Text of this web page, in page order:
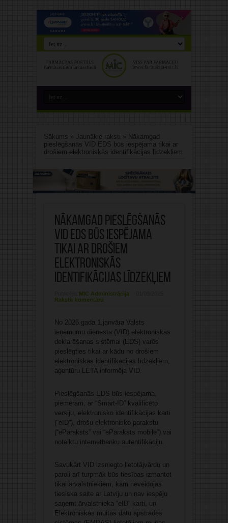
Sākums » Jaunākie raksti » Nākamgad
pieslēgšanās VID EDS būs iespējama tikai ar
drošiem elektroniskās identifikācijas līdzekļiem
Nākamgad pieslēgšanās
VID EDS būs iespējama
tikai ar drošiem
elektroniskās
identifikācijas līdzekļiem
MIC Administrācija
Rakstīt komentāru
No 2026.gada 1.janvāra Valsts
ieņēmumu dienesta (VID) elektroniskās
deklarēšanas sistēmai (EDS) varēs
pieslēgties tikai ar kādu no drošiem
elektroniskās identifikācijas līdzekļiem,
aģentūru LETA informēja VID.
Pieslēgšanās EDS būs iespējama,
piemēram, ar “Smart-ID” kvalificēto
versiju, elektronisko identifikācijas karti
(“eID”), drošu elektronisko parakstu
(“eParaksts” vai “eParaksts mobile”) vai
noteiktu internetbanku autentifikāciju.
Savukārt VID izsniegto lietotājvārdu un
paroli arī turpmāk būs tiesības izmantot
tikai ārvalstniekiem, kam neveidojas
tiesiska saite ar Latviju un nav iespēju
saņemt ārvalstnieka “eID” karti, un
Elektroniskās muitas datu apstrādes